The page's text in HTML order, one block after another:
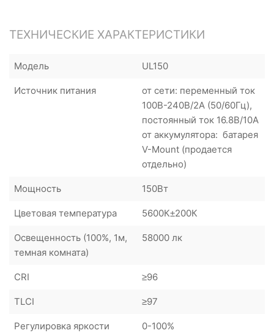
ТЕХНИЧЕСКИЕ ХАРАКТЕРИСТИКИ
Модель UL150
Источник питания
от сети: переменный ток
100В-240В/2А (50/60Гц),
постоянный ток 16.8В/10А
от аккумулятора: батарея
V-Mount (продается
отдельно)
Мощность 150Вт
Цветовая температура 5600К±200К
Освещенность (100%, 1м,
темная комната)
58000 лк
CRI ≥96
TLCI ≥97
Регулировка яркости 0-100%